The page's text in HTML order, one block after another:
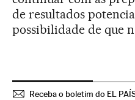
de resultados
possibilidade de que
Receba o boletim do EL